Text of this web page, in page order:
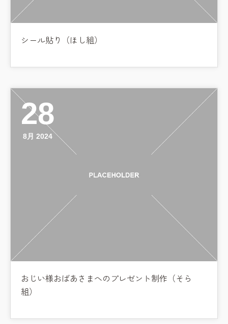
シール貼り（ほし組）
28
8月 2024
おじい様おばあさまへのプレゼント制作（そら
組）